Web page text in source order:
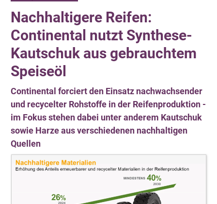
Nachhaltigere Reifen:
Continental nutzt Synthese-
Kautschuk aus gebrauchtem
Speiseöl
Continental forciert den Einsatz nachwachsender
und recycelter Rohstoffe in der Reifenproduktion -
im Fokus stehen dabei unter anderem Kautschuk
sowie Harze aus verschiedenen nachhaltigen
Quellen